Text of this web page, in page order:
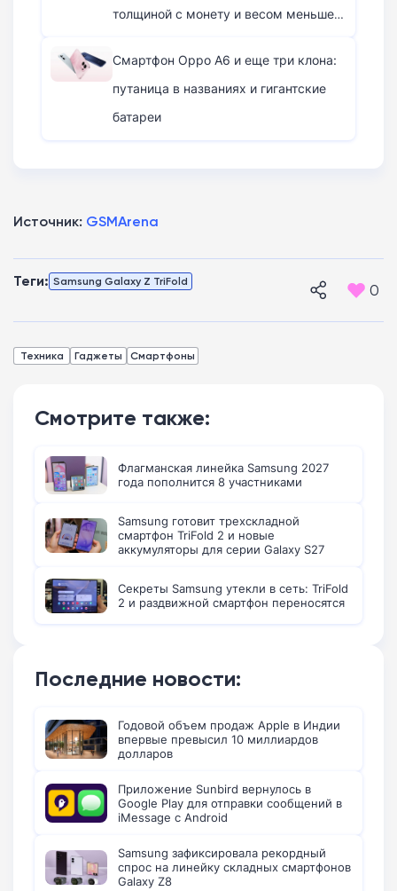
толщиной с монету и весом меньше
Смартфон Oppo A6 и еще три клона:
путаница в названиях и гигантские
батареи
Источник: GSMArena
Теги: Samsung Galaxy Z TriFold 0
Техника Гаджеты Смартфоны
Смотрите также:
Флагманская линейка Samsung 2027
года пополнится 8 участниками
Samsung готовит трехскладной
смартфон TriFold 2 и новые
аккумуляторы для серии Galaxy S27
Секреты Samsung утекли в сеть: TriFold
2 и раздвижной смартфон переносятся
Последние новости:
Годовой объем продаж Apple в Индии
впервые превысил 10 миллиардов
долларов
Приложение Sunbird вернулось в
Google Play для отправки сообщений в
iMessage с Android
Samsung зафиксировала рекордный
спрос на линейку складных смартфонов
Galaxy Z8